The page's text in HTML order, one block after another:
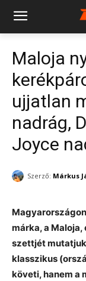
Maloja
ujjatlan
nadrág,
Joyce
Szerző: Márkus
márka, a
szettjét mutatjuk
klasszikus
követi, hanem a